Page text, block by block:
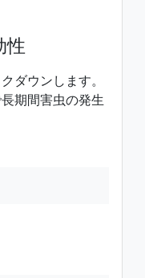
性
ダウンします。
期間害虫の発生